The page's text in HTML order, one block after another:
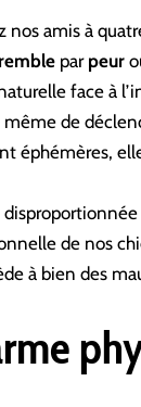
nos amis à
par peur
face à
de
éphémères,
de nos
à bien des